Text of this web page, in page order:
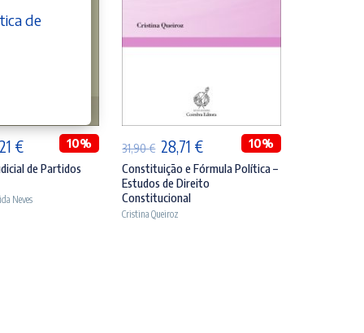
€O
preço
10%
de Partidos
Neves
ADICIONAR
31,90€ O
preço
original
era:
28,71 €O
preço
atual
10%
Constituição e Fórmula Política –
Estudos de Direito
Constitucional
Cristina Queiroz
de